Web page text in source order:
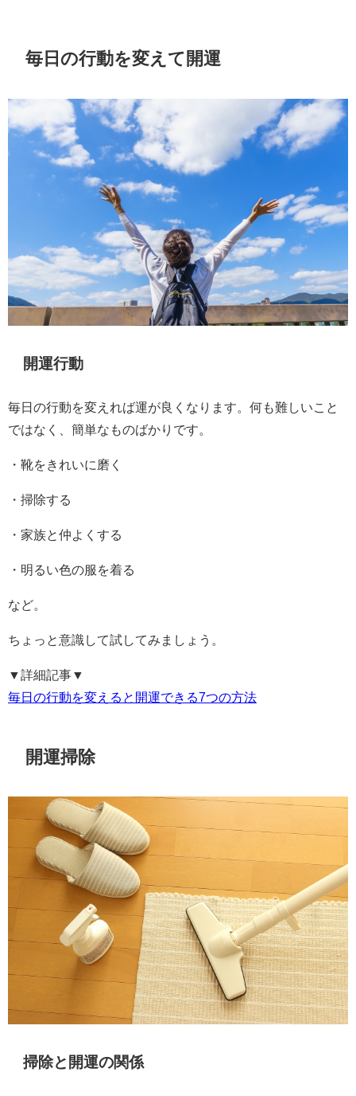
毎日の行動を変えて開運
開運行動
毎日の行動を変えれば運が良くなります。何も難しいこと
ではなく、簡単なものばかりです。
・靴をきれいに磨く
・掃除する
・家族と仲よくする
・明るい色の服を着る
など。
ちょっと意識して試してみましょう。
▼詳細記事▼
毎日の行動を変えると開運できる7つの方法
開運掃除
掃除と開運の関係